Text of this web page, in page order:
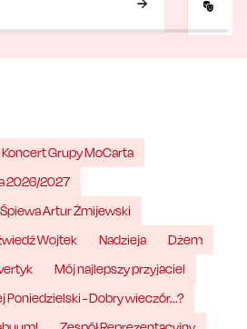
Grupy MoCarta
2026/2027
Artur Żmijewski
Wojtek Nadzieja
Dżem
Mój najlepszy przyjaciel
Poniedzielski - Dobry wieczór...?